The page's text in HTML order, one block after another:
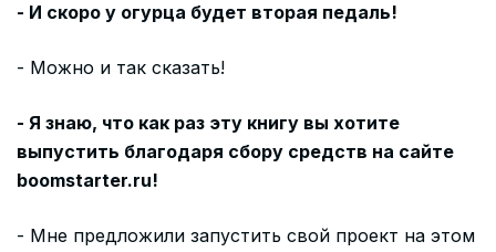
- И скоро у огурца будет вторая педаль!
- Можно и так сказать!
- Я знаю, что как раз эту книгу вы хотите
выпустить благодаря сбору средств на сайте
boomstarter.ru!
- Мне предложили запустить свой проект на этом